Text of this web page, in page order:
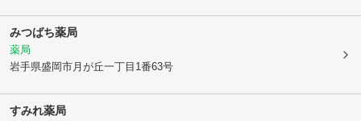
みつばち薬局
薬局
岩手県盛岡市月が丘一丁目1番63号
すみれ薬局